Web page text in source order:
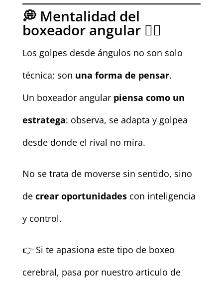
💭 Mentalidad del
boxeador angular 🧘‍♂️
Los golpes desde ángulos no son solo
técnica; son una forma de pensar.
Un boxeador angular piensa como un
estratega: observa, se adapta y golpea
desde donde el rival no mira.
No se trata de moverse sin sentido, sino
de crear oportunidadescon inteligencia
y control.
👉 Si te apasiona este tipo de boxeo
cerebral, pasa por nuestro articulo de